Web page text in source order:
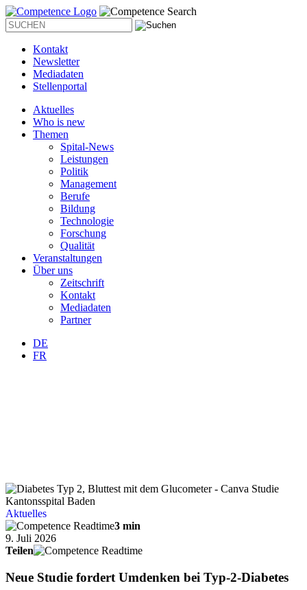
Kontakt
Newsletter
Mediadaten
Stellenportal
Aktuelles
Who is new
Themen
Spital-News
Leistungen
Politik
Management
Berufe
Bildung
Technologie
Forschung
Qualität
Veranstaltungen
Über uns
Zeitschrift
Kontakt
Mediadaten
Partner
DE
FR
Aktuelles
3 min
9. Juli 2026
Teilen
Neue Studie fordert Umdenken bei Typ-2-Diabetes